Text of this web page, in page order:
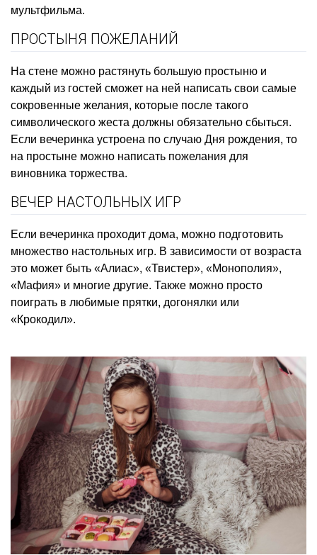
мультфильма.
ПРОСТЫНЯ ПОЖЕЛАНИЙ
На стене можно растянуть большую простыню и
каждый из гостей сможет на ней написать свои самые
сокровенные желания, которые после такого
символического жеста должны обязательно сбыться.
Если вечеринка устроена по случаю Дня рождения, то
на простыне можно написать пожелания для
виновника торжества.
ВЕЧЕР НАСТОЛЬНЫХ ИГР
Если вечеринка проходит дома, можно подготовить
множество настольных игр. В зависимости от возраста
это может быть «Алиас», «Твистер», «Монополия»,
«Мафия» и многие другие. Также можно просто
поиграть в любимые прятки, догонялки или
«Крокодил».